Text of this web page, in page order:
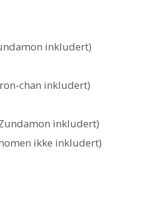
inkludert)
chan inkludert)
inkludert)
ikke inkludert)